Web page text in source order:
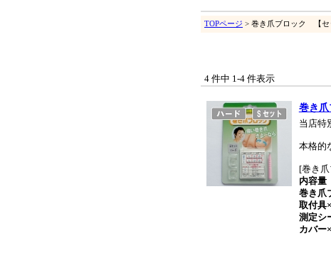
TOPページ > 巻き爪ブロック 【セ
4 件中 1-4 件表示
巻き爪
当店特
本格的
[巻き
内容量
巻き爪
取付具
測定シ
カバー